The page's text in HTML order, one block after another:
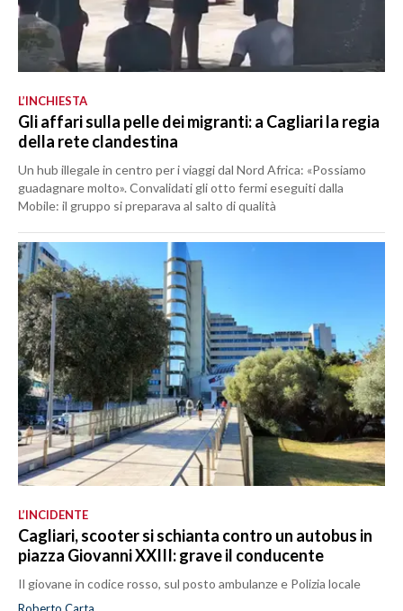
L’INCHIESTA
Gli affari sulla pelle dei migranti: a Cagliari la regia
della rete clandestina
Un hub illegale in centro per i viaggi dal Nord Africa: «Possiamo
guadagnare molto». Convalidati gli otto fermi eseguiti dalla
Mobile: il gruppo si preparava al salto di qualità
L’INCIDENTE
Cagliari, scooter si schianta contro un autobus in
piazza Giovanni XXIII: grave il conducente
Il giovane in codice rosso, sul posto ambulanze e Polizia locale
Roberto Carta